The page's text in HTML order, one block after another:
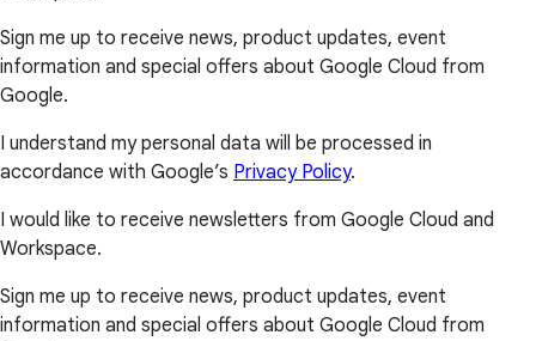
Sign me up to receive news, product updates, event
information and special offers about Google Cloud from
Google.
I understand my personal data will be processed in
accordance with Google’s Privacy Policy.
I would like to receive newsletters from Google Cloud and
Workspace.
Sign me up to receive news, product updates, event
information and special offers about Google Cloud from